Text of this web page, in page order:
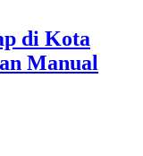
di Kota
Manual